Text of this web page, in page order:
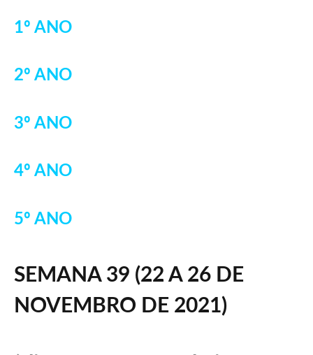
1º ANO
2º ANO
3º ANO
4º ANO
5º ANO
SEMANA 39 (22 A 26 DE
NOVEMBRO DE 2021)